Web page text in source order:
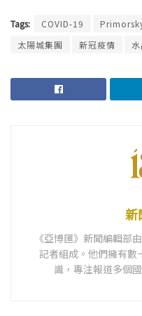
Tags: COVID-19
太陽城集團
新冠疫情
新
《亞博匯》新聞編輯部
記者組成。他們擁有數
識，專注報道多個